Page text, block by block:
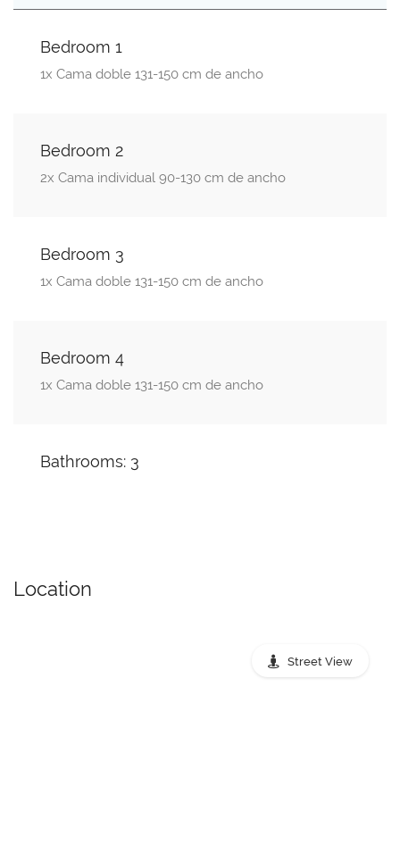
Bedroom 1
1x Cama doble 131-150 cm de ancho
Bedroom 2
2x Cama individual 90-130 cm de ancho
Bedroom 3
1x Cama doble 131-150 cm de ancho
Bedroom 4
1x Cama doble 131-150 cm de ancho
Bathrooms: 3
Location
Street View